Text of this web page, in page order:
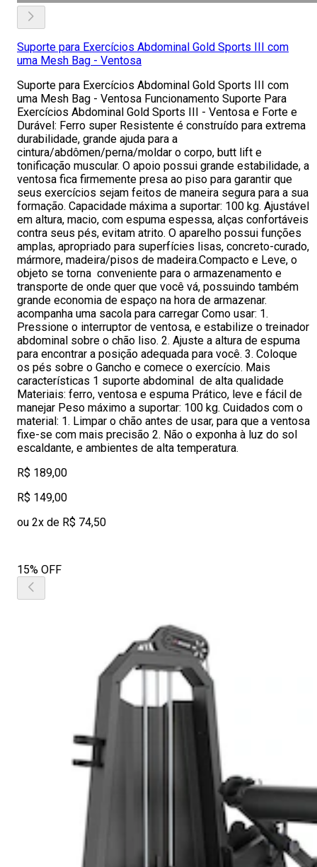
Suporte para Exercícios Abdominal Gold Sports III com
uma Mesh Bag - Ventosa
Suporte para Exercícios Abdominal Gold Sports III com
uma Mesh Bag - Ventosa Funcionamento Suporte Para
Exercícios Abdominal Gold Sports III - Ventosa e Forte e
Durável: Ferro super Resistente é construído para extrema
durabilidade, grande ajuda para a
cintura/abdômen/perna/moldar o corpo, butt lift e
tonificação muscular. O apoio possui grande estabilidade, a
ventosa fica firmemente presa ao piso para garantir que
seus exercícios sejam feitos de maneira segura para a sua
formação. Capacidade máxima a suportar: 100 kg. Ajustável
em altura, macio, com espuma espessa, alças confortáveis
contra seus pés, evitam atrito. O aparelho possui funções
amplas, apropriado para superfícies lisas, concreto-curado,
mármore, madeira/pisos de madeira.Compacto e Leve, o
objeto se torna conveniente para o armazenamento e
transporte de onde quer que você vá, possuindo também
grande economia de espaço na hora de armazenar.
acompanha uma sacola para carregar Como usar: 1.
Pressione o interruptor de ventosa, e estabilize o treinador
abdominal sobre o chão liso. 2. Ajuste a altura de espuma
para encontrar a posição adequada para você. 3. Coloque
os pés sobre o Gancho e comece o exercício. Mais
características 1 suporte abdominal de alta qualidade
Materiais: ferro, ventosa e espuma Prático, leve e fácil de
manejar Peso máximo a suportar: 100 kg. Cuidados com o
material: 1. Limpar o chão antes de usar, para que a ventosa
fixe-se com mais precisão 2. Não o exponha à luz do sol
escaldante, e ambientes de alta temperatura.
R$ 189,00
R$ 149,00
ou 2x de R$ 74,50
15% OFF